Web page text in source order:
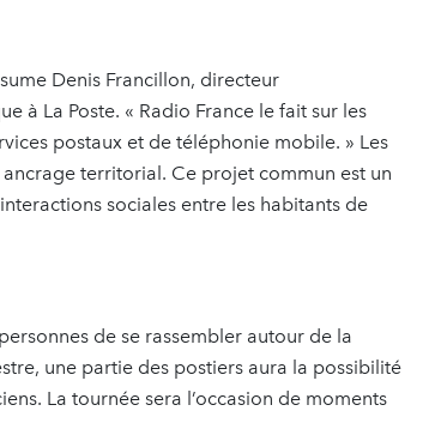
Denis Francillon, directeur
à La Poste. « Radio France le fait sur les
postaux et de téléphonie mobile. » Les
territorial. Ce projet commun est un
sociales entre les habitants de
de se rassembler autour de la
une partie des postiers aura la possibilité
La tournée sera l’occasion de moments